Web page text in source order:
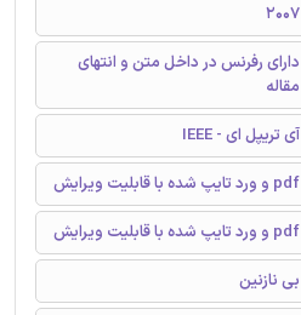
2007
دارای رفرنس در داخل متن و انتهای
مقاله
آی تریپل ای - IEEE
pdf و ورد تایپ شده با قابلیت ویرایش
pdf و ورد تایپ شده با قابلیت ویرایش
بی نازنین